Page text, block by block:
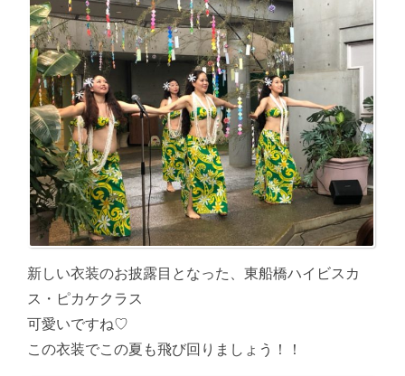
新しい衣装のお披露目となった、東船橋ハイビスカ
ス・ピカケクラス
可愛いですね♡
この衣装でこの夏も飛び回りましょう！！